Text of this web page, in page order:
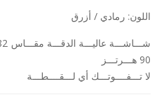
اللون: رمادي / أزرق
90 هـــرتـــز
لا تـــفــــوتـــك أي لـــقــــطـــة